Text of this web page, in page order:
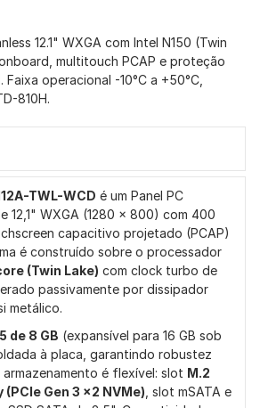
12.1" WXGA com Intel N150 (Twin
multitouch PCAP e proteção
operacional -10°C a +50°C,
810H.
TWL-WCD é um Panel PC
12,1" WXGA (1280 x 800) com 400
capacitivo projetado (PCAP)
é construído sobre o processador
(Twin Lake) com clock turbo de
passivamente por dissipador
metálico.
de 8 GB (expansível para 16 GB sob
à placa, garantindo robustez
é flexível: slot M.2
Gen 3 x2 NVMe) , slot mSATA e